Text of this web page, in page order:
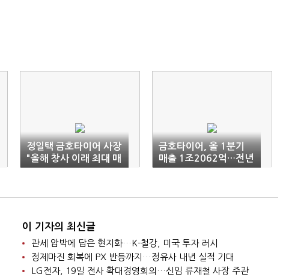
정일택 금호타이어 사장
"올해 창사 이래 최대 매
출 5조 목표"
금호타이어, 올 1분기
매출 1조2062억…전년
비 15.5%↑
이 기자의 최신글
관세 압박에 답은 현지화…K-철강, 미국 투자 러시
정제마진 회복에 PX 반등까지…정유사 내년 실적 기대
LG전자, 19일 전사 확대경영회의…신임 류재철 사장 주관